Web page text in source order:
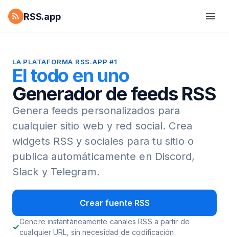
RSS.app
LA PLATAFORMA RSS.APP #1
El todo en uno
Generador de feeds RSS
Genera feeds personalizados para
cualquier sitio web y red social. Crea
widgets RSS y sociales para tu sitio o
publica automáticamente en Discord,
Slack y Telegram.
Crear fuente RSS
Genere instantáneamente canales RSS a partir de
cualquier URL, sin necesidad de codificación.